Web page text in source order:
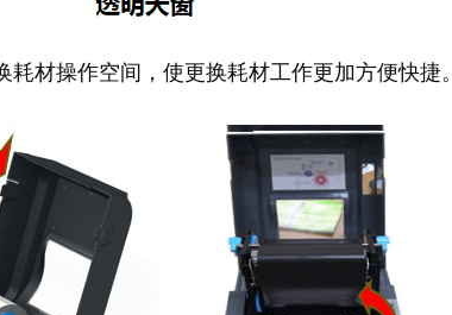
材操作空间，使更换耗材工作更加方便快捷。